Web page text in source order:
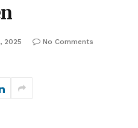
2025
No Comments